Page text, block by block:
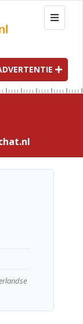
T
o
g
l
e
n
a
t